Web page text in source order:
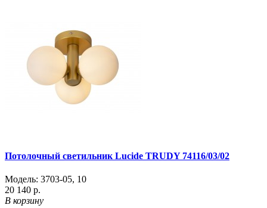
Потолочный светильник Lucide TRUDY 74116/03/02
Модель: 3703-05, 10
20 140 р.
В корзину